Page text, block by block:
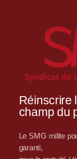
Réinscrire
champ du
Le SMG milite
garanti,